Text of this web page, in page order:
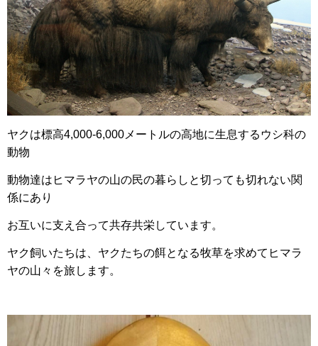
ヤクは標高4,000-6,000メートルの高地に生息するウシ科の
動物
動物達はヒマラヤの山の民の暮らしと切っても切れない関
係にあり
お互いに支え合って共存共栄しています。
ヤク飼いたちは、ヤクたちの餌となる牧草を求めてヒマラ
ヤの山々を旅します。